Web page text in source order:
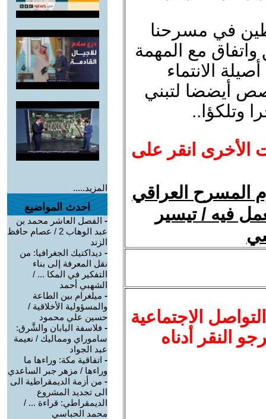
في مسرحنا
مع المهمة
الانتماء
أيضضا لتبني
وتلكؤا..
الأخرى انقر على
المسرح العراقي
فيه / تيسير
الاجتماعية
النقر أدناه
المزيد.....
احدث المواضيع
- الفصل العاشر محمد بن
عبد الوهاب 2 / عصام حافظ
الزند
- ديداكتيك الجغرافيا: من
نقل المعرفة إلى بناء
التفكير في المكا ... /
الشهبي أحمد
- ميلغرام بين الطاعة
والمسؤولية الأخلاقية /
حسين علي محمود
- فلاسفة اليابان والشَّرق:
ساموراي ومماليك / نعيمة
عبد الجواد
- اتفاقية مكة: وراءها ما
وراءها / مزهر جبر الساعدي
- من أزمة الديمقراطية الى
الى تجديد المشروع
الديمقراطي: قراءة ... /
محمد الحباسي